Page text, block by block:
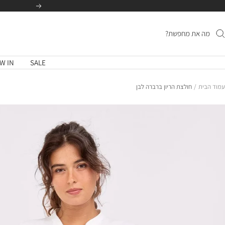
הקודם
SALE
IN
עמוד הבית חולצת הריון ברברה לבן